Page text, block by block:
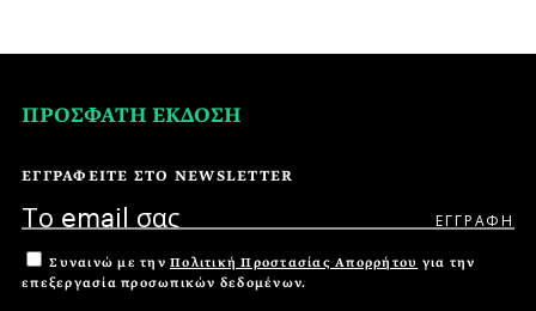
ΠΡΟΣΦΑΤΗ ΕΚΔΟΣΗ
ΕΓΓΡΑΦΕΙΤΕ ΣΤΟ NEWSLETTER
Συναινώ με την Πολιτική Προστασίας Απορρήτου για την
επεξεργασία προσωπικών δεδομένων.